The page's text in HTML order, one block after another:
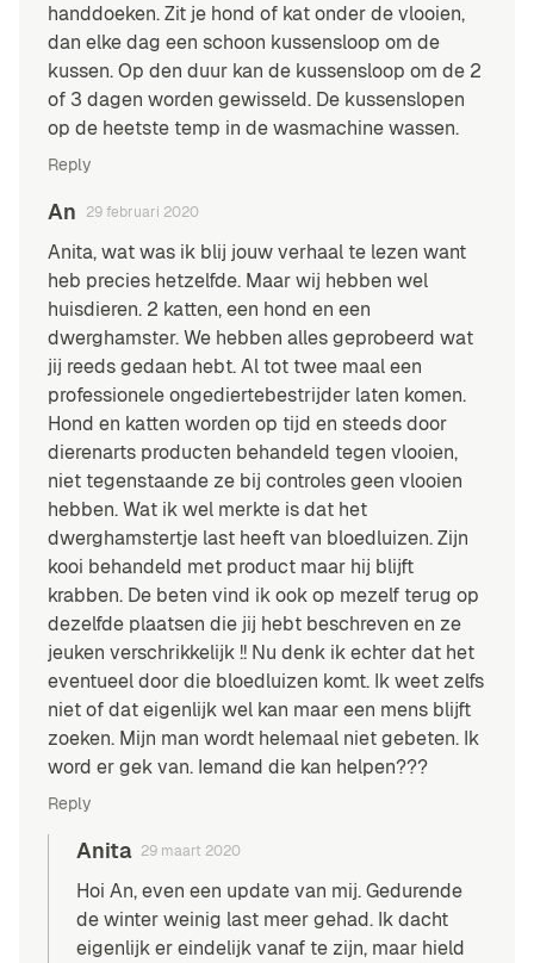
handdoeken. Zit je hond of kat onder de vlooien,
dan elke dag een schoon kussensloop om de
kussen. Op den duur kan de kussensloop om de 2
of 3 dagen worden gewisseld. De kussenslopen
op de heetste temp in de wasmachine wassen.
Reply
An 29 februari 2020
Anita, wat was ik blij jouw verhaal te lezen want
heb precies hetzelfde. Maar wij hebben wel
huisdieren. 2 katten, een hond en een
dwerghamster. We hebben alles geprobeerd wat
jij reeds gedaan hebt. Al tot twee maal een
professionele ongediertebestrijder laten komen.
Hond en katten worden op tijd en steeds door
dierenarts producten behandeld tegen vlooien,
niet tegenstaande ze bij controles geen vlooien
hebben. Wat ik wel merkte is dat het
dwerghamstertje last heeft van bloedluizen. Zijn
kooi behandeld met product maar hij blijft
krabben. De beten vind ik ook op mezelf terug op
dezelfde plaatsen die jij hebt beschreven en ze
jeuken verschrikkelijk !! Nu denk ik echter dat het
eventueel door die bloedluizen komt. Ik weet zelfs
niet of dat eigenlijk wel kan maar een mens blijft
zoeken. Mijn man wordt helemaal niet gebeten. Ik
word er gek van. Iemand die kan helpen???
Reply
Anita 29 maart 2020
Hoi An, even een update van mij. Gedurende
de winter weinig last meer gehad. Ik dacht
eigenlijk er eindelijk vanaf te zijn, maar hield